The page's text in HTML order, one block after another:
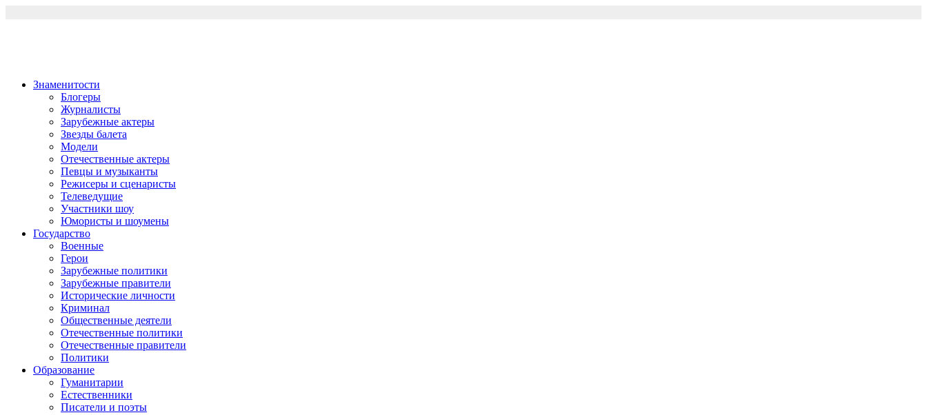
Знаменитости
Блогеры
Журналисты
Зарубежные актеры
Звезды балета
Модели
Отечественные актеры
Певцы и музыканты
Режисеры и сценаристы
Телеведущие
Участники шоу
Юмористы и шоумены
Государство
Военные
Герои
Зарубежные политики
Зарубежные правители
Исторические личности
Криминал
Общественные деятели
Отечественные политики
Отечественные правители
Политики
Образование
Гуманитарии
Естественники
Писатели и поэты